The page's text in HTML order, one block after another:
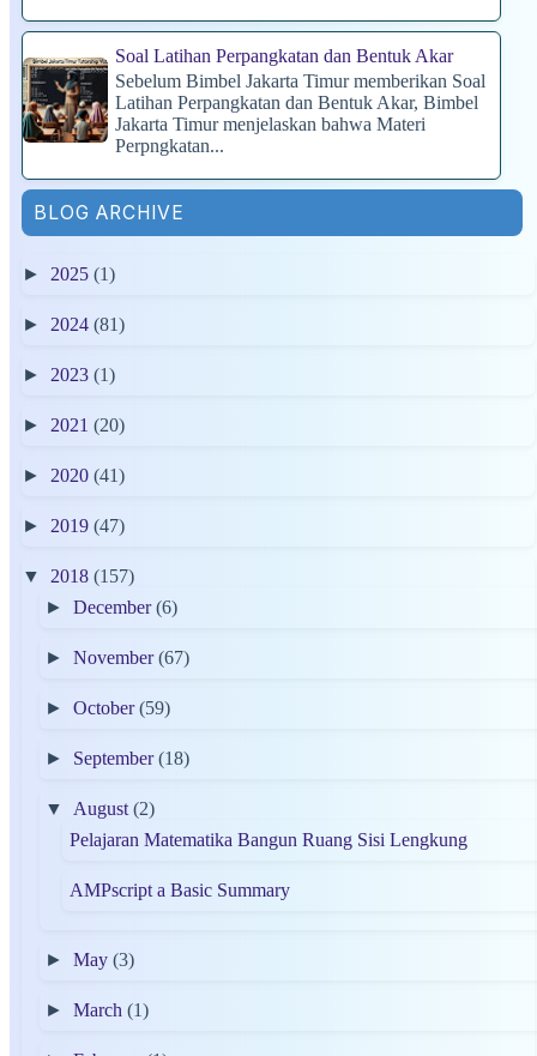
Soal Latihan Perpangkatan dan Bentuk Akar
Sebelum Bimbel Jakarta Timur memberikan Soal
Latihan Perpangkatan dan Bentuk Akar, Bimbel
Jakarta Timur menjelaskan bahwa Materi
Perpngkatan...
BLOG ARCHIVE
► 2025 (1)
► 2024 (81)
► 2023 (1)
► 2021 (20)
► 2020 (41)
► 2019 (47)
▼ 2018 (157)
►December(6)
►November(67)
►October(59)
► September(18)
▼ August(2)
Pelajaran Matematika Bangun Ruang Sisi Lengkung
AMPscript a Basic Summary
►May(3)
►March(1)